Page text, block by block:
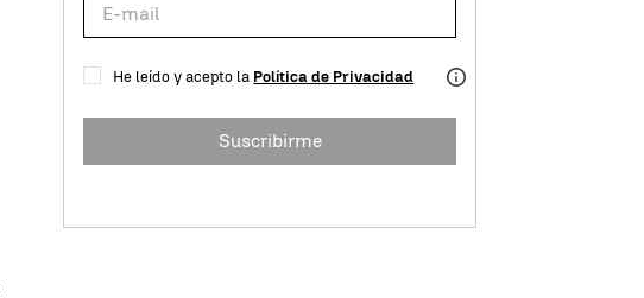
He leído y acepto la Política de Privacidad
Suscribirme